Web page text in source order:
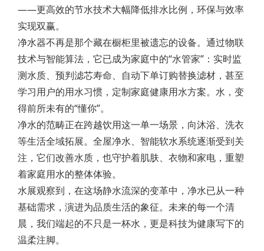
——更高效的节水技术大幅降低排水比例，环保与效率
实现双赢。
净水器不再是那个藏在橱柜里被遗忘的设备。通过物联
技术与智能算法，它已成为家庭中的“水管家”：实时监
测水质、预判滤芯寿命、自动下单订购替换滤材，甚至
学习用户的用水习惯，定制家庭健康用水方案。水，变
得前所未有的“懂你”。
净水的范畴正在跨越饮用这一单一场景，向沐浴、洗衣
等生活全域拓展。全屋净水、智能软水系统逐渐受到关
注，它们改善水质，也守护着肌肤、衣物和家电，重塑
着家庭用水的整体体验。
水展观察到，在这场静水流深的变革中，净水已从一种
基础需求，演进为品质生活的象征。未来的每一个清
晨，我们端起的不只是一杯水，更是科技为健康写下的
温柔注脚。